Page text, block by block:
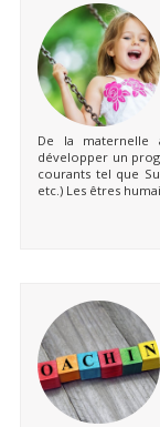
De la maternelle
développer un
courants tel que
etc.) Les êtres